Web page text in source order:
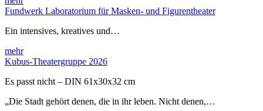
Fundwerk Laboratorium für Masken- und Figurentheater
Ein intensives, kreatives und…
mehr
Kubus-Theatergruppe 2026
Es passt nicht – DIN 61x30x32 cm
„Die Stadt gehört denen, die in ihr leben. Nicht denen,…